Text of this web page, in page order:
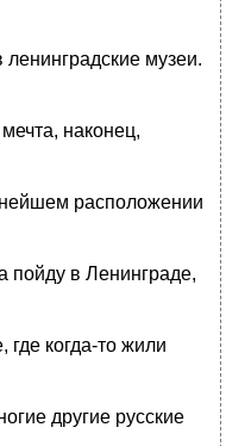
музеи.
наконец,
расположении
пойду в Ленинграде,
где когда-то жили
другие русские